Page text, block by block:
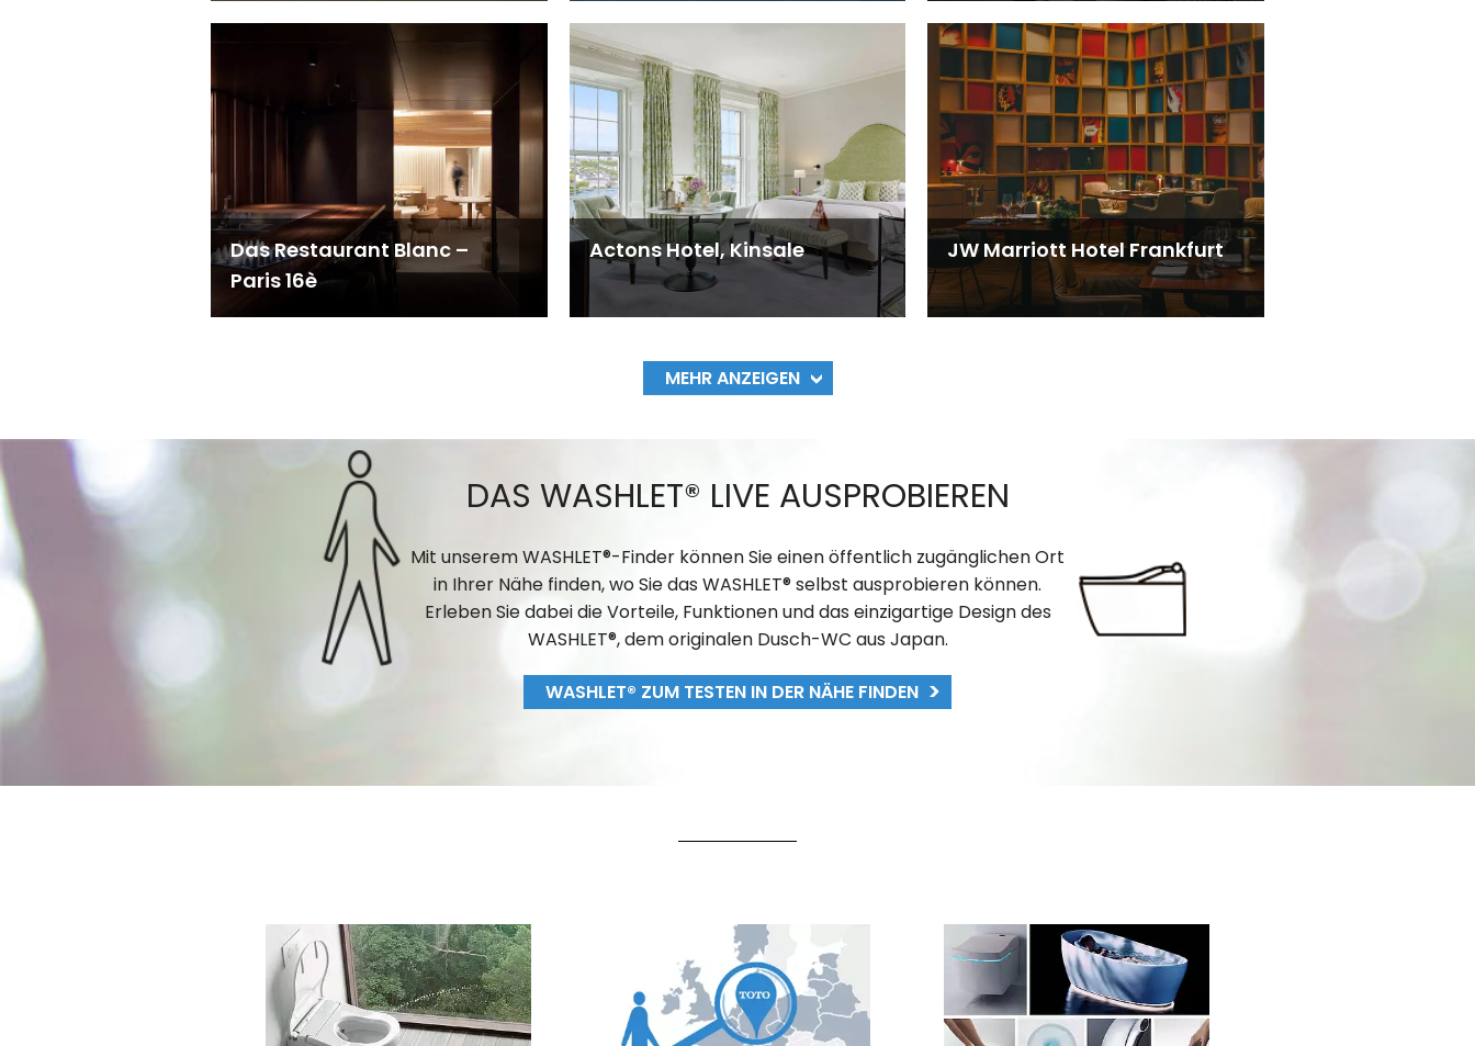
Das Restaurant Blanc –
Paris 16è
Actons Hotel, Kinsale JW Marriott Hotel Frankfurt
MEHR ANZEIGEN
DAS WASHLET® LIVE AUSPROBIEREN
Mit unserem WASHLET®-Finder können Sie einen öffentlich zugänglichen Ort
in Ihrer Nähe finden, wo Sie das WASHLET® selbst ausprobieren können.
Erleben Sie dabei die Vorteile, Funktionen und das einzigartige Design des
WASHLET®, dem originalen Dusch-WC aus Japan.
WASHLET® ZUM TESTEN IN DER NÄHE FINDEN